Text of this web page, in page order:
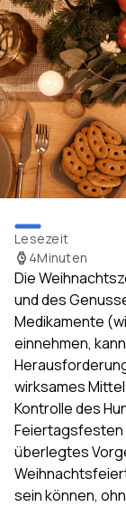
Lesezeit
4Minuten
Die
und des
Medikamente
einnehmen,
wirksames
Kontrolle des
Feiertagsfesten
überlegtes
sein können,